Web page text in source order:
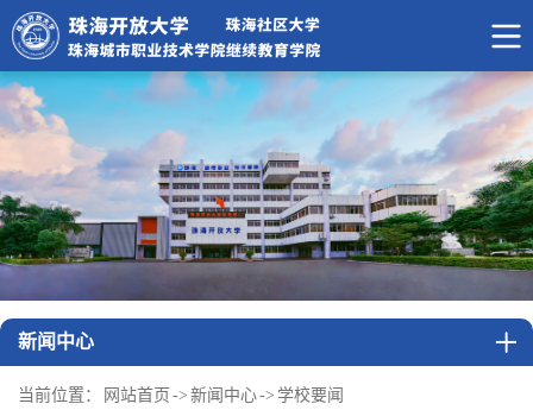
新闻中心
当前位置： 网站首页 -> 新闻中心-> 学校要闻